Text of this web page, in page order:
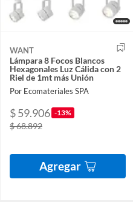
WANT
Lámpara 8 Focos Blancos
Hexagonales Luz Cálida con 2
Riel de 1mt más Unión
Por Ecomateriales SPA
$ 59.906 -13%
$ 68.892
Agregar